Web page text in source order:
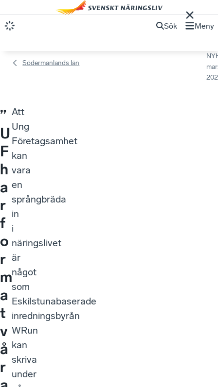
Sök Meny
Södermanlands län
”
U
F
h
a
r
f
o
r
m
a
t
v
å
r
Att
Ung
Företagsamhet
kan
vara
en
språngbräda
in
i
näringslivet
är
något
som
Eskilstunabaserade
inredningsbyrån
WRun
kan
skriva
under